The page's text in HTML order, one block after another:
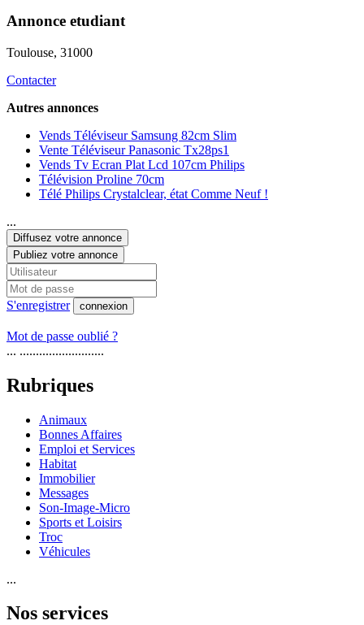
Annonce etudiant
Toulouse, 31000
Contacter
Autres annonces
Vends Téléviseur Samsung 82cm Slim
Vente Téléviseur Panasonic Tx28ps1
Vends Tv Ecran Plat Lcd 107cm Philips
Télévision Proline 70cm
Télé Philips Crystalclear, état Comme Neuf !
...
Diffusez votre annonce
Publiez votre annonce
S'enregistrer connexion
Mot de passe oublié ?
... ..........................
Rubriques
Animaux
Bonnes Affaires
Emploi et Services
Habitat
Immobilier
Messages
Son-Image-Micro
Sports et Loisirs
Troc
Véhicules
...
Nos services